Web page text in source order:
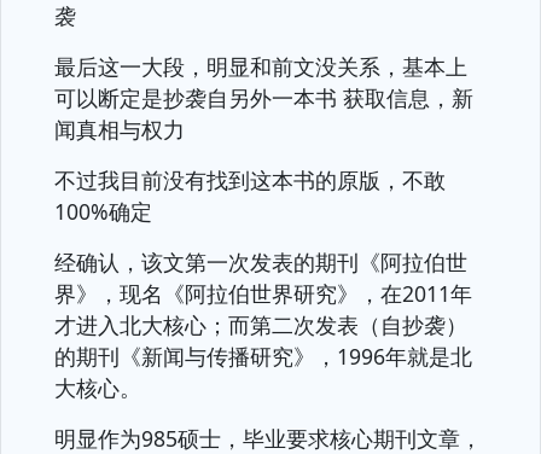
袭
最后这一大段，明显和前文没关系，基本上
可以断定是抄袭自另外一本书 获取信息，新
闻真相与权力
不过我目前没有找到这本书的原版，不敢
100%确定
经确认，该文第一次发表的期刊《阿拉伯世
界》，现名《阿拉伯世界研究》，在2011年
才进入北大核心；而第二次发表（自抄袭）
的期刊《新闻与传播研究》，1996年就是北
大核心。
明显作为985硕士，毕业要求核心期刊文章，